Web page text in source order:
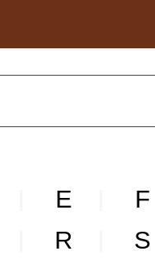
E F
R S